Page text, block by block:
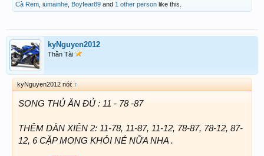
Cà Rem iumainhe Boyfear89 and 1 other person like this.
kyNguyen2012
Thần Tài
kyNguyen2012 nói: ↑
SONG THỦ ĂN ĐỦ : 11 - 78 -87
THÊM DÀN XIÊN 2: 11-78, 11-87, 11-12, 78-87, 78-12, 87-
12, 6 CẶP MONG KHỎI NÉ NỮA NHA .